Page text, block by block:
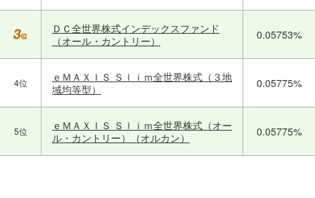
ＤＣ全世界株式インデックスファンド
（オール・カントリー）
0.05753%
4位
ｅＭＡＸＩＳ Ｓｌｉｍ全世界株式（３地
域均等型）
0.05775%
5位
ｅＭＡＸＩＳ Ｓｌｉｍ全世界株式（オー
ル・カントリー）（オルカン）
0.05775%